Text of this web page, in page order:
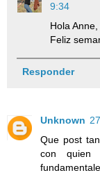
9:34
Hola
Feliz
Responder
Unknown
Que post
con quien